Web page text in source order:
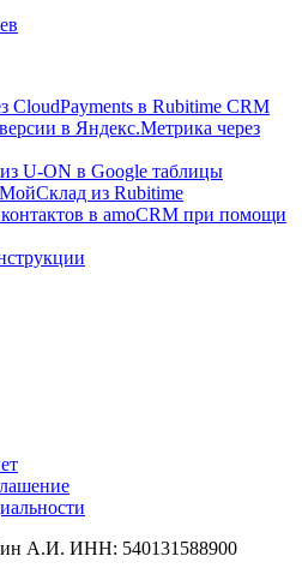
CloudPayments в Rubitime CRM
в Яндекс.Метрика через
U-ON в Google таблицы
из Rubitime
в amoCRM при помощи
А.И. ИНН: 540131588900